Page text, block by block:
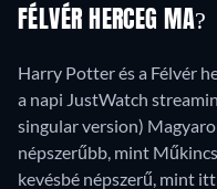
FÉLVÉR HERCEG MA?
Harry Potter és a Félvér
a napi JustWatch
singular version)
népszerűbb, mint
kevésbé népszerű, mint